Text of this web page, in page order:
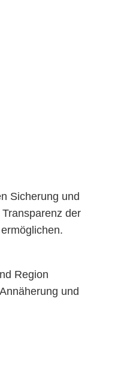
Sicherung und
der
Region
und